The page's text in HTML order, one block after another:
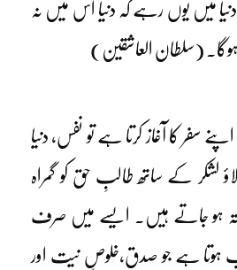
میں یوں رہے کہ دنیا اس میں نہ
(سلطان العاشقین)
سفر کا آغاز کرتا ہے تو نفس، دنیا
لشکر کے ساتھ طالبِ حق کو گمراہ
ہو جاتے ہیں۔ ایسے میں صرف
ہوتا ہے جو صدق،خلوصِ نیت اور